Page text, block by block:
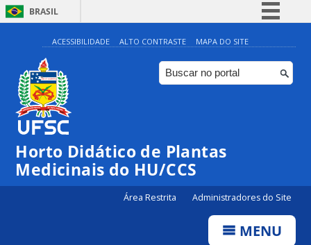
BRASIL
Simplifique!
Comunica BR
Participe
Canais
ACESSIBILIDADE ALTO CONTRASTE MAPA DO SITE
Horto Didático de Plantas
Medicinais do HU/CCS
Área Restrita Administradores do Site
MENU